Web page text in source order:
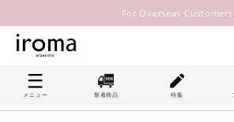
For Overseas Customers
メニュー 新着商品 特集